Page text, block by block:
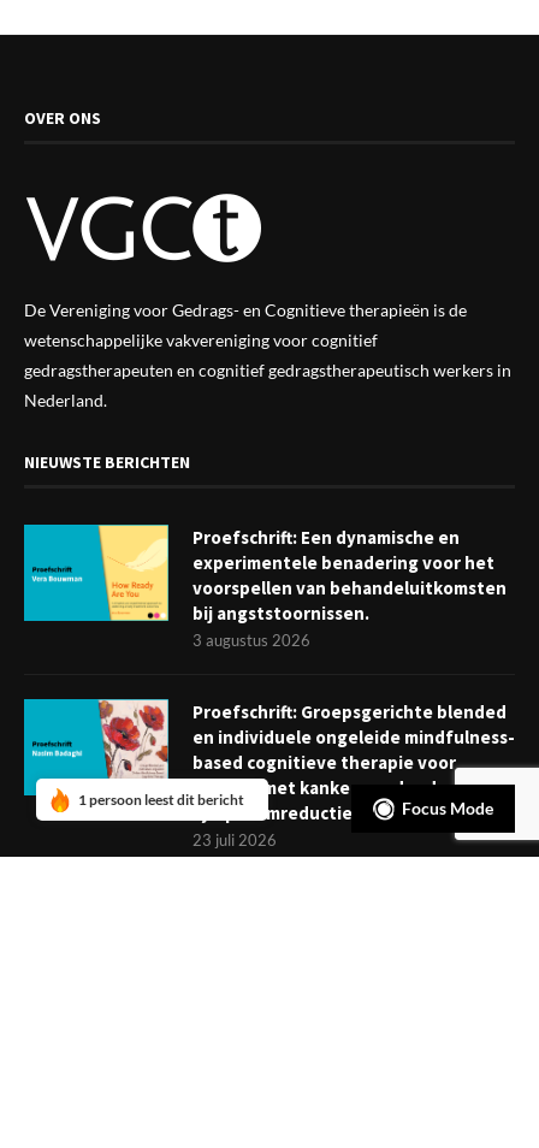
OVER ONS
De Vereniging voor Gedrags- en Cognitieve therapieën is de
wetenschappelijke vakverenigingvoor cognitief
gedragstherapeuten en cognitief gedragstherapeutisch werkers in
Nederland.
NIEUWSTE BERICHTEN
Proefschrift: Een dynamische en
experimentele benadering voor het
voorspellen van behandeluitkomsten
bij angststoornissen.
3 augustus 2026
Proefschrift: Groepsgerichte blended
en individuele ongeleide mindfulness-
based cognitieve therapie voor
mensen met kanker: verder dan
symptoomreductie
23 juli 2026
Focus Mode
1 persoon leest dit bericht